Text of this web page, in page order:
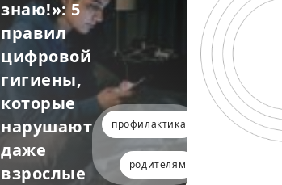
знаю!»: 5
правил
цифровой
гигиены,
которые
нарушают
даже
взрослые
профилактика
родителям